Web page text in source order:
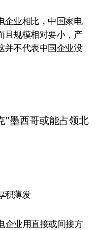
业相比，中国家电
且规模相对要小，产
并不代表中国企业没
薄发
业用直接或间接方